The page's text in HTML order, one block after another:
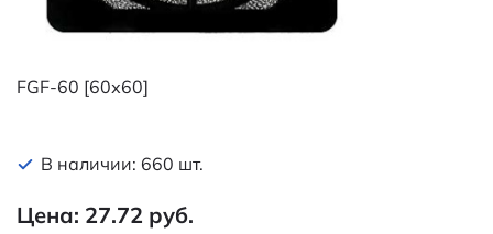
FGF-60 [60х60]
В наличии: 660 шт.
Цена: 27.72 руб.